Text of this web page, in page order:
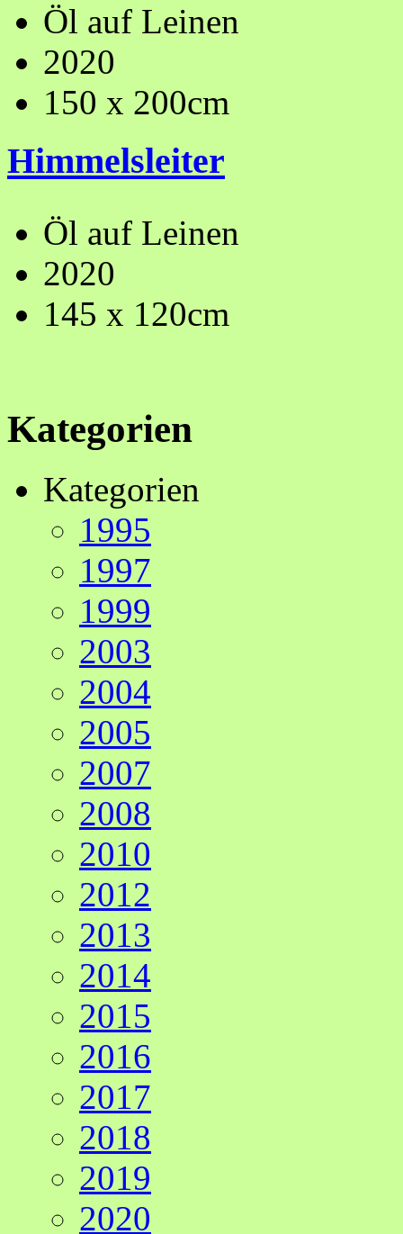
Öl auf Leinen
2020
150 x 200cm
Himmelsleiter
Öl auf Leinen
2020
145 x 120cm
Kategorien
Kategorien
1995
1997
1999
2003
2004
2005
2007
2008
2010
2012
2013
2014
2015
2016
2017
2018
2019
2020